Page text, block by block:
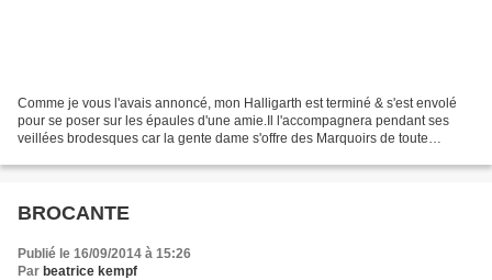
Comme je vous l'avais annoncé, mon Halligarth est terminé & s'est envolé
pour se poser sur les épaules d'une amie.Il l'accompagnera pendant ses
veillées brodesques car la gente dame s'offre des Marquoirs de toute
BROCANTE
Publié le 16/09/2014 à 15:26
Par beatrice kempf